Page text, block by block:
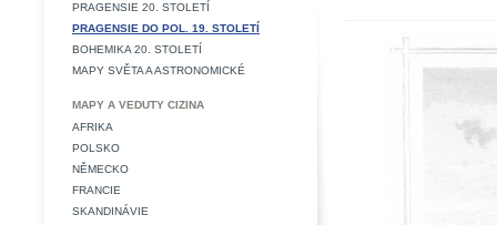
PRAGENSIE 20. STOLETÍ
PRAGENSIE DO POL. 19. STOLETÍ
BOHEMIKA 20. STOLETÍ
MAPY SVĚTA A ASTRONOMICKÉ
MAPY A VEDUTY CIZINA
AFRIKA
POLSKO
NĚMECKO
FRANCIE
SKANDINÁVIE